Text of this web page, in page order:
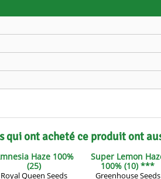
qui ont acheté ce produit ont
Haze 100%
(25)
Royal Queen Seeds
Super Lemon
100% (10) ***
Greenhouse Seeds